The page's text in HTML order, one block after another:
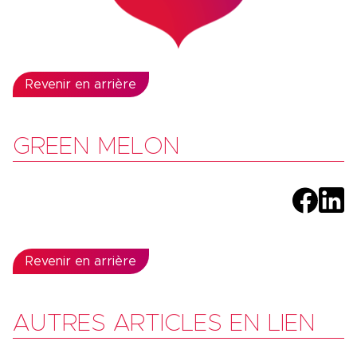
Revenir en arrière
GREEN MELON
Revenir en arrière
AUTRES ARTICLES EN LIEN